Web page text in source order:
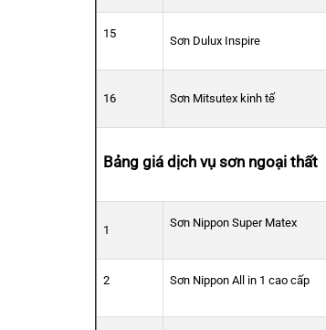
15
Sơn Dulux Inspire
16 Sơn Mitsutex kinh tế
Bảng giá dịch vụ sơn ngoại thất
1
Sơn Nippon Super Matex
2 Sơn Nippon All in 1 cao cấp